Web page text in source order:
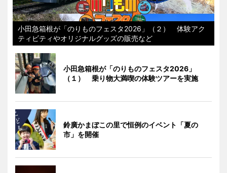
小田急箱根が「のりものフェスタ2026」（２） 体験アク
ティビティやオリジナルグッズの販売など
小田急箱根が「のりものフェスタ2026」
（１） 乗り物大満喫の体験ツアーを実施
鈴廣かまぼこの里で恒例のイベント「夏の
市」を開催